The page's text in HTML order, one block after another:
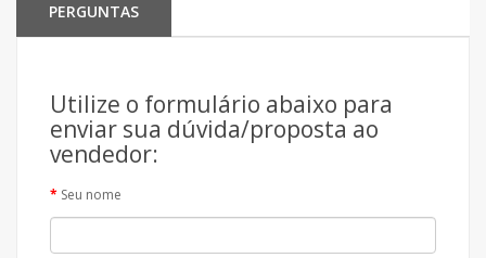
PERGUNTAS
Utilize o formulário abaixo para
enviar sua dúvida/proposta ao
vendedor:
Seu nome